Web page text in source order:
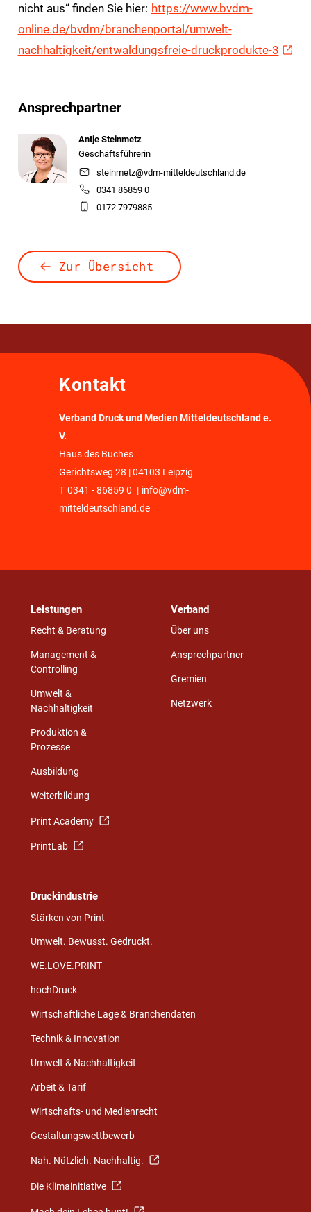
nicht aus“ finden Sie hier: https://www.bvdm-
online.de/bvdm/branchenportal/umwelt-
nachhaltigkeit/entwaldungsfreie-druckprodukte-3
Ansprechpartner
Antje Steinmetz
Geschäftsführerin
steinmetz@vdm-mitteldeutschland.de
0341 86859 0
0172 7979885
Zur Übersicht
Kontakt
Verband Druck und Medien Mitteldeutschland e.
V.
Haus des Buches
Gerichtsweg 28 | 04103 Leipzig
T 0341 - 86859 0 | info@vdm-
mitteldeutschland.de
Leistungen
Recht & Beratung
Management &
Controlling
Umwelt &
Nachhaltigkeit
Produktion &
Prozesse
Ausbildung
Weiterbildung
Print Academy
PrintLab
Verband
Über uns
Ansprechpartner
Gremien
Netzwerk
Druckindustrie
Stärken von Print
Umwelt. Bewusst. Gedruckt.
WE.LOVE.PRINT
hochDruck
Wirtschaftliche Lage & Branchendaten
Technik & Innovation
Umwelt & Nachhaltigkeit
Arbeit & Tarif
Wirtschafts- und Medienrecht
Gestaltungswettbewerb
Nah. Nützlich. Nachhaltig.
Die Klimainitiative